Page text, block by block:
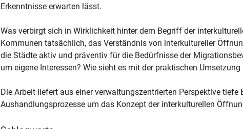
Erkenntnisse erwarten lässt.
Was verbirgt sich in Wirklichkeit hinter dem Begriff der
Kommunen tatsächlich, das Verständnis von interkultureller
die Städte aktiv und präventiv für die Bedürfnisse der
um eigene Interessen? Wie sieht es mit der praktischen
Die Arbeit liefert aus einer verwaltungszentrierten Perspektive
Aushandlungsprozesse um das Konzept der interkulturellen